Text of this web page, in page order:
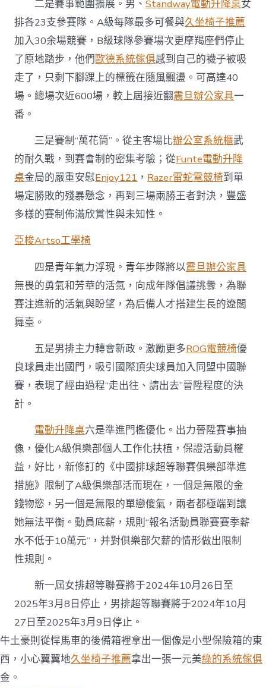
二是賽事範圍擴展。男、Standway電動升降桌女
排各23支參賽隊。A級每隊最多可餐與久坐椅子推薦
加入30余場競賽，B級球隊參賽場次更摩羯座們停止
了原地踏步，他們歐德系統傢俱感到自己的襪子被吸
走了，只剩下腳踝上的標籤在隨風飄盪。可高達40
場。總場次近600場，較上屆接近翻震旦辦公家具一
番。
三是賽制“萬花筒”。從主客場比辦公室系統櫃武
的耐久戰，到賽會制的密集考驗；從Funte電動升降
桌金局的嚴重安慰Enjoy121 ， Razer雷蛇電競椅到單
場定勝敗的殘暴懸念，再到三場兩勝王者對決，豐盛
多樣的賽制佈滿欣賞性與未知性。
亞梭Artso工學椅
四是青年氣力浮現。青年步隊將以震旦辦公家具
無畏的勇氣和芳華的活氣，向成年隊倡議挑釁，為聯
賽注進新的活氣與盼望，為后備人才搭建生長的遼闊
舞臺。
五是男排主力轉會新政。激勵更多ROG電競椅優
良球員走出國門，吸引國際頂尖球員加入同盟中國聯
賽，表現了經由過程“走出往、請出去”晉陞程度的決
計。
電動升降桌六是準進門檻優化。出力晉陞賽事抽
像，優化A級俱樂部個人工作化扶植，保證活動員權
益，好比，新修訂的《中國排球超等聯賽俱樂部準進
措施》限制了A級俱樂部活而現在，一個是無限的金
錢物慾，另一個是無限的單戀傻氣，兩者都極端到讓
她無法平衡。動員底薪，規則“報名活動員聯賽賽季薪
水不低于10萬元”，并對俱樂部欠薪的情形做出限制
性規則。
新一屆女排超等聯賽將于2024年10月26日至
2025年3月8日停止，男排超等聯賽將于2024年10月
27日至2025年3月9日停止。
牛土豪則從悍馬車的後備箱裡拿出一個像是小型保險箱的東
西，小心翼翼地久坐椅子推薦拿出一張一元美綠的系統傢俱
金。